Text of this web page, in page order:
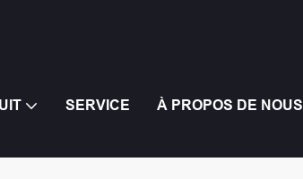
SERVICE À PROPOS DE NOUS